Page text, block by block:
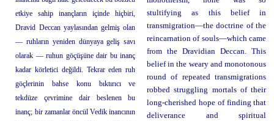
etkiye sahip inançların içinde hiçbiri,
Dravid Deccan yaylasından gelmiş olan
— ruhların yeniden dünyaya geliş savı
olarak — ruhun göçüşüne dair bu inanç
kadar körletici değildi. Tekrar eden ruh
göçlerinin bahse konu bıktırıcı ve
tekdüze çevrimine dair beslenen bu
inanç; bir zamanlar öncül Vedik inancının
stultifying as this belief in
transmigration—the doctrine of the
reincarnation of souls—which came
from the Dravidian Deccan. This
belief in the weary and monotonous
round of repeated transmigrations
robbed struggling mortals of their
long-cherished hope of finding that
deliverance and spiritual